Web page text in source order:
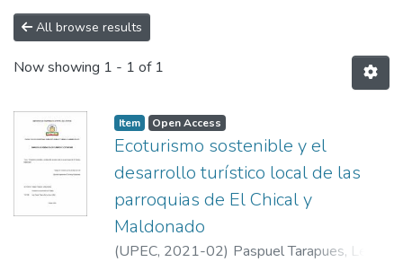
All browse results
Now showing 1 - 1 of 1
Item Open Access
Ecoturismo sostenible y el
desarrollo turístico local de las
parroquias de El Chical y
Maldonado
(UPEC, 2021-02) Paspuel Tarapues, Leady